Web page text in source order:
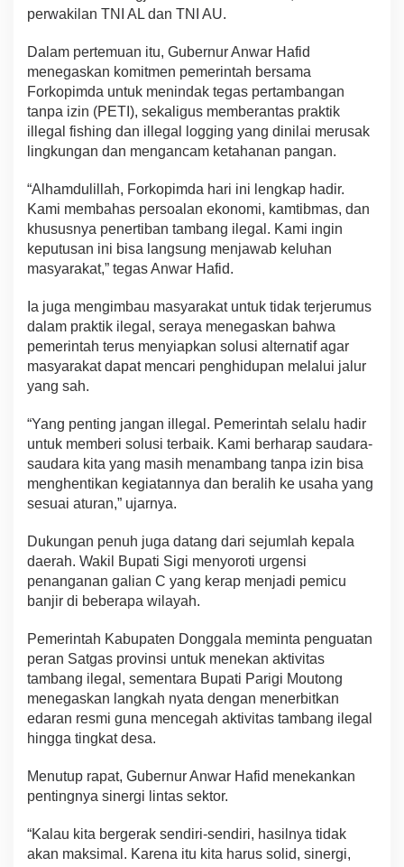
perwakilan TNI AL dan TNI AU.
Dalam pertemuan itu, Gubernur Anwar Hafid
menegaskan komitmen pemerintah bersama
Forkopimda untuk menindak tegas pertambangan
tanpa izin (PETI), sekaligus memberantas praktik
illegal fishing dan illegal logging yang dinilai merusak
lingkungan dan mengancam ketahanan pangan.
“Alhamdulillah, Forkopimda hari ini lengkap hadir.
Kami membahas persoalan ekonomi, kamtibmas, dan
khususnya penertiban tambang ilegal. Kami ingin
keputusan ini bisa langsung menjawab keluhan
masyarakat,” tegas Anwar Hafid.
Ia juga mengimbau masyarakat untuk tidak terjerumus
dalam praktik ilegal, seraya menegaskan bahwa
pemerintah terus menyiapkan solusi alternatif agar
masyarakat dapat mencari penghidupan melalui jalur
yang sah.
“Yang penting jangan illegal. Pemerintah selalu hadir
untuk memberi solusi terbaik. Kami berharap saudara-
saudara kita yang masih menambang tanpa izin bisa
menghentikan kegiatannya dan beralih ke usaha yang
sesuai aturan,” ujarnya.
Dukungan penuh juga datang dari sejumlah kepala
daerah. Wakil Bupati Sigi menyoroti urgensi
penanganan galian C yang kerap menjadi pemicu
banjir di beberapa wilayah.
Pemerintah Kabupaten Donggala meminta penguatan
peran Satgas provinsi untuk menekan aktivitas
tambang ilegal, sementara Bupati Parigi Moutong
menegaskan langkah nyata dengan menerbitkan
edaran resmi guna mencegah aktivitas tambang ilegal
hingga tingkat desa.
Menutup rapat, Gubernur Anwar Hafid menekankan
pentingnya sinergi lintas sektor.
“Kalau kita bergerak sendiri-sendiri, hasilnya tidak
akan maksimal. Karena itu kita harus solid, sinergi,